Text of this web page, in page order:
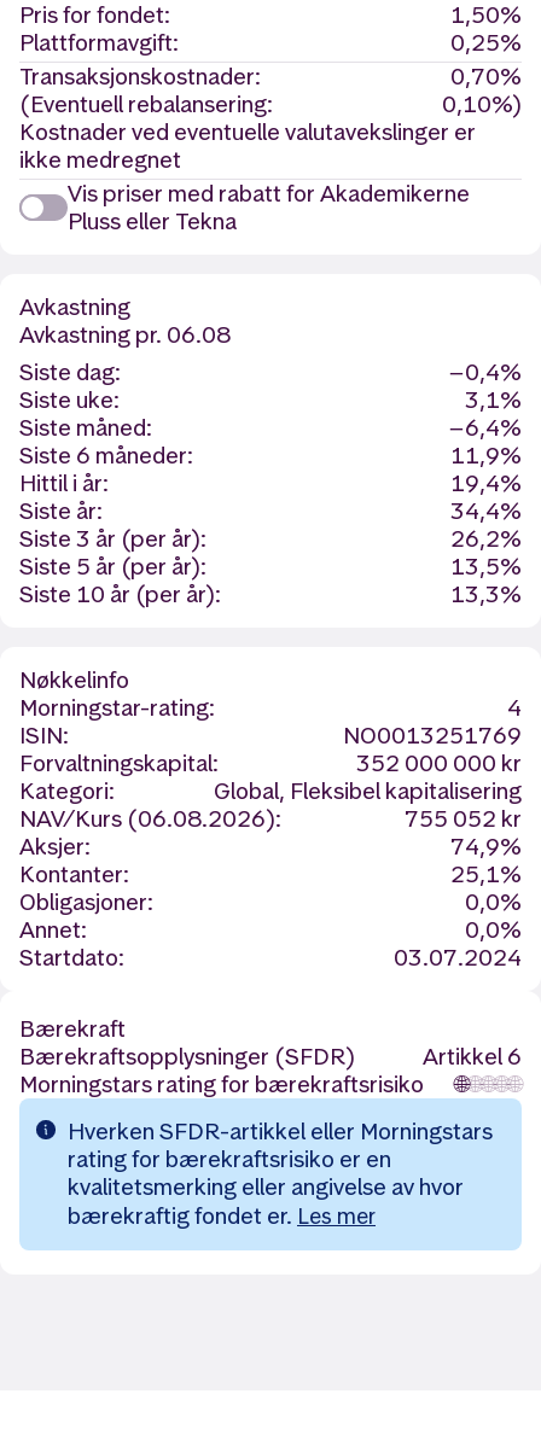
Pris for fondet:
1,50%
Plattformavgift:
0,25%
Transaksjonskostnader:
0,70%
(Eventuell rebalansering:
0,10%)
Kostnader ved eventuelle valutavekslinger er
ikke medregnet
Vis priser med rabatt for Akademikerne
Pluss eller Tekna
Avkastning
Avkastning pr. 06.08
Siste dag:
−0,4%
Siste uke:
3,1%
Siste måned:
−6,4%
Siste 6 måneder:
11,9%
Hittil i år:
19,4%
Siste år:
34,4%
Siste 3 år (per år):
26,2%
Siste 5 år (per år):
13,5%
Siste 10 år (per år):
13,3%
Nøkkelinfo
Morningstar-rating:
4
ISIN:
NO0013251769
Forvaltningskapital:
352 000 000 kr
Kategori:
Global, Fleksibel kapitalisering
NAV/Kurs (06.08.2026):
755 052 kr
Aksjer:
74,9%
Kontanter:
25,1%
Obligasjoner:
0,0%
Annet:
0,0%
Startdato:
03.07.2024
Bærekraft
Bærekraftsopplysninger (SFDR)
Artikkel 6
Morningstars rating for bærekraftsrisiko
🌐🌐🌐🌐🌐
Hverken SFDR-artikkel eller Morningstars
rating for bærekraftsrisiko er en
kvalitetsmerking eller angivelse av hvor
bærekraftig fondet er. Les mer